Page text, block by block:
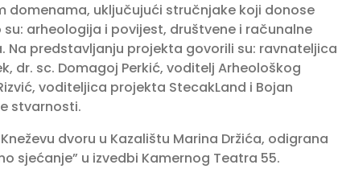
uključujući stručnjake koji donose
arheologija i povijest, društvene i računalne
predstavljanju projekta govorili su: ravnateljica
dr. sc. Domagoj Perkić, voditelj Arheološkog
voditeljica projekta StecakLand i Bojan
stvarnosti.
dvoru u Kazalištu Marina Držića, odigrana
sjećanje” u izvedbi Kamernog Teatra 55.